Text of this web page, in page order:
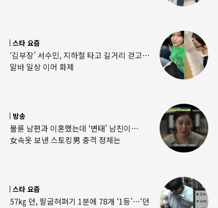
스타 요즘
‘김부장’ 서수민, 지하철 타고 길거리 걷고…
알바 일상 이어 화제
방송
불륜 남편과 이혼했는데 ‘변태’ 남친이…
女속옷 보낸 스토킹男 충격 정체는
스타 요즘
57㎏ 던, 팔굽혀펴기 1분에 78개 ‘1등’…‘던